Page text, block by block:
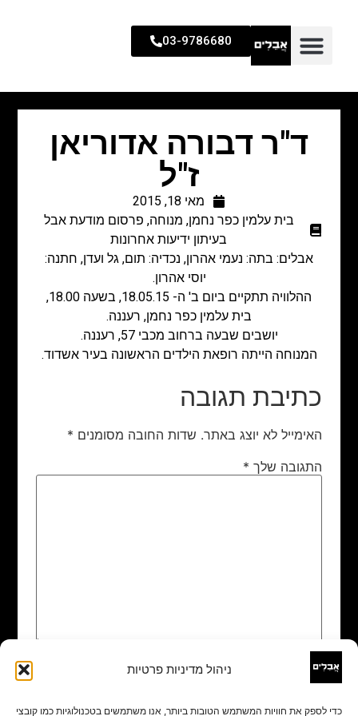
ניהול מדיניות פרטיות
כדי לספק את חוויות המשתמש הטובות ביותר, אנו משתמשים בטכנולוגיות כמו קובצי
03-9786680
ד"ר דבורה אדוריאן
ז"ל
מאי 18, 2015
בית עלמין כפר נחמן, מנוחה, פרסום מודעת אבל
בעיתון ידיעות אחרונות
אבלים: בתה: נעמי אהרון, נכדיה: תום, גל ועדן, חתנה:
יוסי אהרון.
ההלוויה תתקיים ביום ב' ה- 18.05.15, בשעה 18.00,
בית עלמין כפר נחמן, רעננה.
יושבים שבעה ברחוב מכבי 57, רעננה.
המנוחה הייתה רופאת הילדים הראשונה בעיר אשדוד.
כתיבת תגובה
האימייל לא יוצג באתר. שדות החובה מסומנים *
התגובה שלך *
שם